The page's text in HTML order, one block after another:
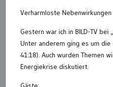
Verharmloste
Gestern war ich in BILD-TV bei
Unter anderem ging es um die
41:18). Auch wurden Themen
Energiekrise diskutiert.